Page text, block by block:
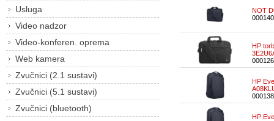
Usluga
Video nadzor
Video-konferen. oprema
Web kamera
Zvučnici (2.1 sustavi)
Zvučnici (5.1 sustavi)
Zvučnici (bluetooth)
NOT
HP
HP
HP